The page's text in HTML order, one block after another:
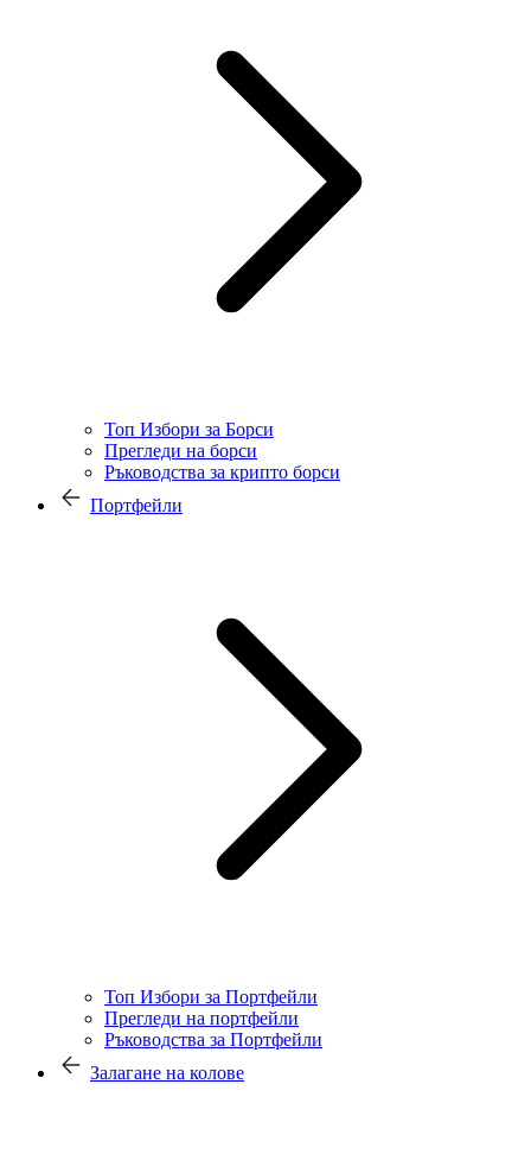
Топ Избори за Борси
Прегледи на борси
Ръководства за крипто борси
Портфейли
Топ Избори за Портфейли
Прегледи на портфейли
Ръководства за Портфейли
Залагане на колове